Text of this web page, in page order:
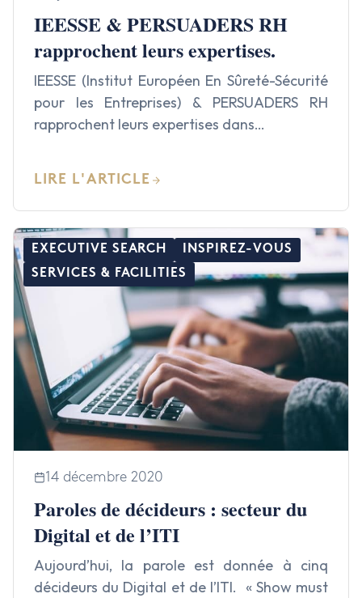
IEESSE & PERSUADERS RH
rapprochent leurs expertises.
IEESSE (Institut Européen En Sûreté-Sécurité
pour les Entreprises) & PERSUADERS RH
rapprochent leurs expertises dans…
LIRE L'ARTICLE
EXECUTIVE SEARCH
INSPIREZ-VOUS
SERVICES & FACILITIES
14 décembre 2020
Paroles de décideurs : secteur du
Digital et de l’ITI
Aujourd’hui, la parole est donnée à cinq
décideurs du Digital et de l’ITI. « Show must